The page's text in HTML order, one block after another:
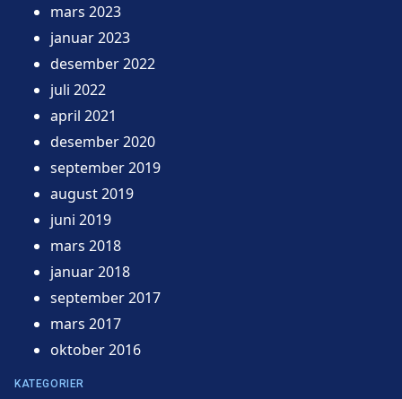
mars 2023
januar 2023
desember 2022
juli 2022
april 2021
desember 2020
september 2019
august 2019
juni 2019
mars 2018
januar 2018
september 2017
mars 2017
oktober 2016
KATEGORIER